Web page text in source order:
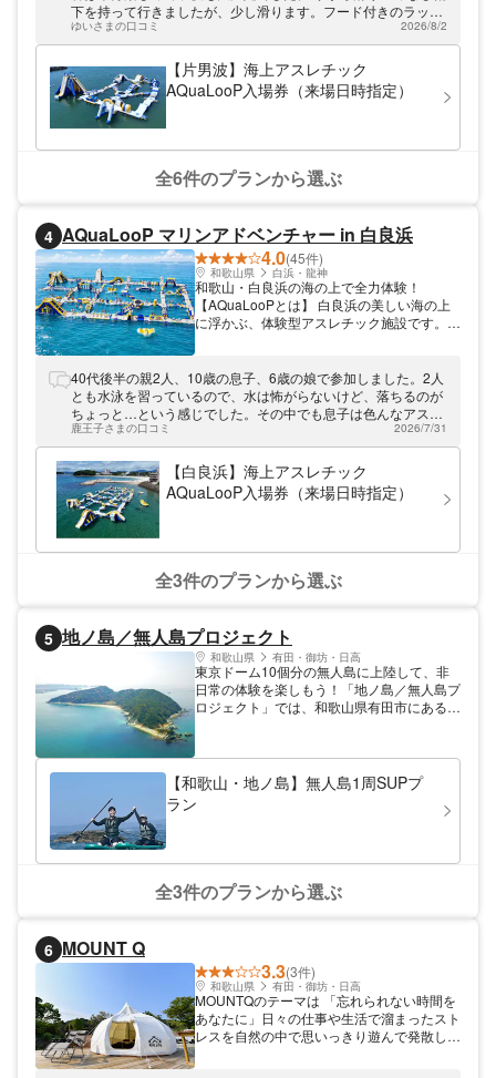
味わえないスリルと達成感が体験できます！
ライフジャケット着用なので、泳ぎが苦手な
方やお子さまも安心。 家族・カップル・友
人グループで、全員が本気になれる夏のアク
ティビティです！ 【こんな方におすすめ】
・お子様と一緒に本気で遊びたい方 ・いつ
体力自慢！という方 ・映えを求める方
下を持って行きましたが、少し滑ります。フード付きのラッシ
ュガードはフード隠してと仰っていました。子供が最後、使い
たい遊具が混んでて使えなくて消化不良だったようなので、ど
うしてもやりたいものは先にやっておいた方が良いかも。一通
りは何とか回れるぐらいの混み具合、遊具量だと思います。
ゆいさまの口コミ 2026/8/2
【片男波】海上アスレチック
AQuaLooP入場券（来場日時指定）
全6件のプランから選ぶ
4 AQuaLooP マリンアドベンチャー in 白良浜
4.0(45件)
和歌山県 白浜・龍神
和歌山・白良浜の海の上で全力体験！
【AQuaLooPとは】 白良浜の美しい海の上
に浮かぶ、体験型アスレチック施設です。
魅力！ 飛んで、滑って、海におっこちて、
それでも先へ進む——！ 日常ではなかなか
味わえないスリルと達成感が体験できます！
ライフジャケット着用なので、泳ぎが苦手な
方やお子さまも安心。 家族・カップル・友
人グループで、全員が本気になれる夏のアク
ティビティです！ 【こんな方におすすめ】
・お子様と一緒に本気で遊びたい方 ・いつ
体力自慢！という方 ・映えを求める方
40代後半の親2人、10歳の息子、6歳の娘で参加しました。2人
とも水泳を習っているので、水は怖がらないけど、落ちるのが
ちょっと…という感じでした。その中でも息子は色んなアスレ
チックにチャレンジし、次の日も遊びたい！というので２日連
続でお世話になりました。 娘は怖がって、登る、降りるのとこ
ばかり。ジャンプしたりは手前で海に降りて次の目的地まで泳
いでなんとか遊びきりました。 来年はもっと楽しめるかと思い
ます。 あと、靴下はレンタルして良かったと思います。 スタ
ッフさんはみなさん親切で、そのあたりも好印象でした。 ぜひ
また利用させていただきたいです。
鹿王子さまの口コミ 2026/7/31
【白良浜】海上アスレチック
AQuaLooP入場券（来場日時指定）
全3件のプランから選ぶ
5 地ノ島／無人島プロジェクト
和歌山県 有田・御坊・日高
東京ドーム10個分の無人島に上陸して、非
日常の体験を楽しもう！「地ノ島／無人島プ
ロジェクト」では、和歌山県有田市にある無
や関西国際空港からも1時間程度と気軽にア
クセスできる立地です。 和歌山随一の透き
通った海と、広大なビーチが広がるこの島
で、非日常の体験があなたを待っています！
【和歌山・地ノ島】無人島1周SUPプ
ラン
全3件のプランから選ぶ
6 MOUNT Q
3.3(3件)
和歌山県 有田・御坊・日高
MOUNTQのテーマは 「忘れられない時間を
あなたに」日々の仕事や生活で溜まったスト
レスを自然の中で思いっきり遊んで発散し